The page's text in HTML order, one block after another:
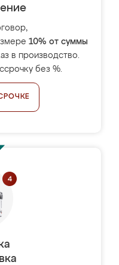
10% от суммы
в производство.
без %.